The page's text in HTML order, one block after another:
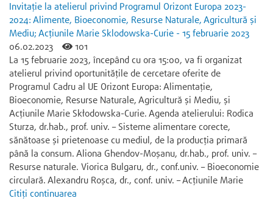
Invitație la atelierul privind Programul Orizont Europa 2023-
2024: Alimente, Bioeconomie, Resurse Naturale, Agricultură și
Mediu; Acțiunile Marie Sklodowska-Curie - 15 februarie 2023
06.02.2023
101
La 15 februarie 2023, începând cu ora 15:00, va fi organizat
atelierul privind oportunitățile de cercetare oferite de
Programul Cadru al UE Orizont Europa: Alimentație,
Bioeconomie, Resurse Naturale, Agricultură și Mediu, și
Acțiunile Marie Skłodowska-Curie. Agenda atelierului: Rodica
Sturza, dr.hab., prof. univ. – Sisteme alimentare corecte,
sănătoase și prietenoase cu mediul, de la producția primară
până la consum. Aliona Ghendov-Moșanu, dr.hab., prof. univ. –
Resurse naturale. Viorica Bulgaru, dr., conf.univ. – Bioeconomie
circulară. Alexandru Roșca, dr., conf. univ. – Acțiunile Marie
Citiți continuarea